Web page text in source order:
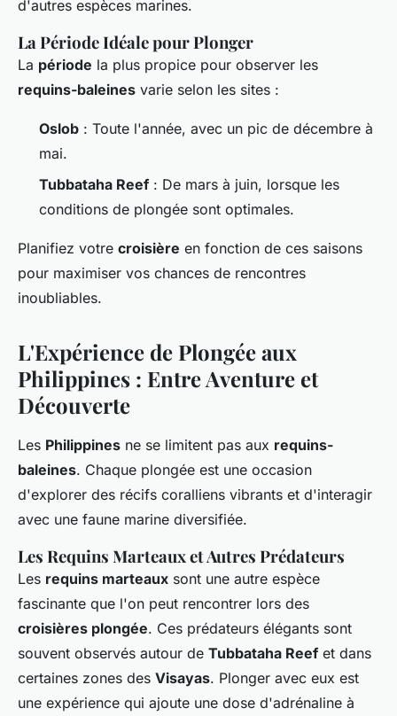
d'autres espèces marines.
La Période Idéale pour Plonger
La période la plus propice pour observer les
requins-baleines varie selon les sites :
Oslob : Toute l'année, avec un pic de décembre à
mai.
Tubbataha Reef : De mars à juin, lorsque les
conditions de plongée sont optimales.
Planifiez votre croisière en fonction de ces saisons
pour maximiser vos chances de rencontres
inoubliables.
L'Expérience de Plongée aux
Philippines : Entre Aventure et
Découverte
Les Philippines ne se limitent pas aux requins-
baleines. Chaque plongée est une occasion
d'explorer des récifs coralliens vibrants et d'interagir
avec une faune marine diversifiée.
Les Requins Marteaux et Autres Prédateurs
Les requins marteaux sont une autre espèce
fascinante que l'on peut rencontrer lors des
croisières plongée. Ces prédateurs élégants sont
souvent observés autour de Tubbataha Reef et dans
certaines zones des Visayas. Plonger avec eux est
une expérience qui ajoute une dose d'adrénaline à